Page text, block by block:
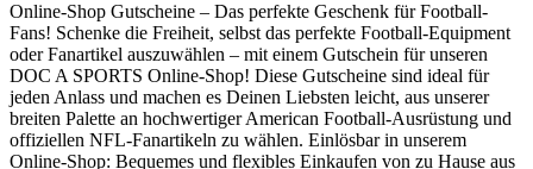
Online-Shop Gutscheine – Das perfekte Geschenk für Football-
Fans! Schenke die Freiheit, selbst das perfekte Football-Equipment
oder Fanartikel auszuwählen – mit einem Gutschein für unseren
DOC A SPORTS Online-Shop! Diese Gutscheine sind ideal für
jeden Anlass und machen es Deinen Liebsten leicht, aus unserer
breiten Palette an hochwertiger American Football-Ausrüstung und
offiziellen NFL-Fanartikeln zu wählen. Einlösbar in unserem
Online-Shop: Bequemes und flexibles Einkaufen von zu Hause aus